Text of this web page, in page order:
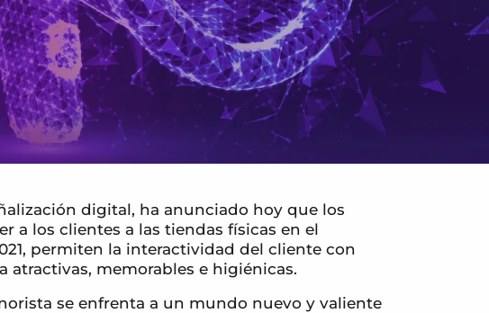
digital, ha anunciado hoy que los
a los clientes a las tiendas físicas en el
permiten la interactividad del cliente con
atractivas, memorables e higiénicas.
se enfrenta a un mundo nuevo y valiente